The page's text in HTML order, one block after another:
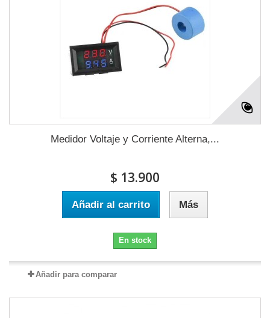
Medidor Voltaje y Corriente Alterna,...
$ 13.900
Añadir al carrito Más
En stock
Añadir para comparar